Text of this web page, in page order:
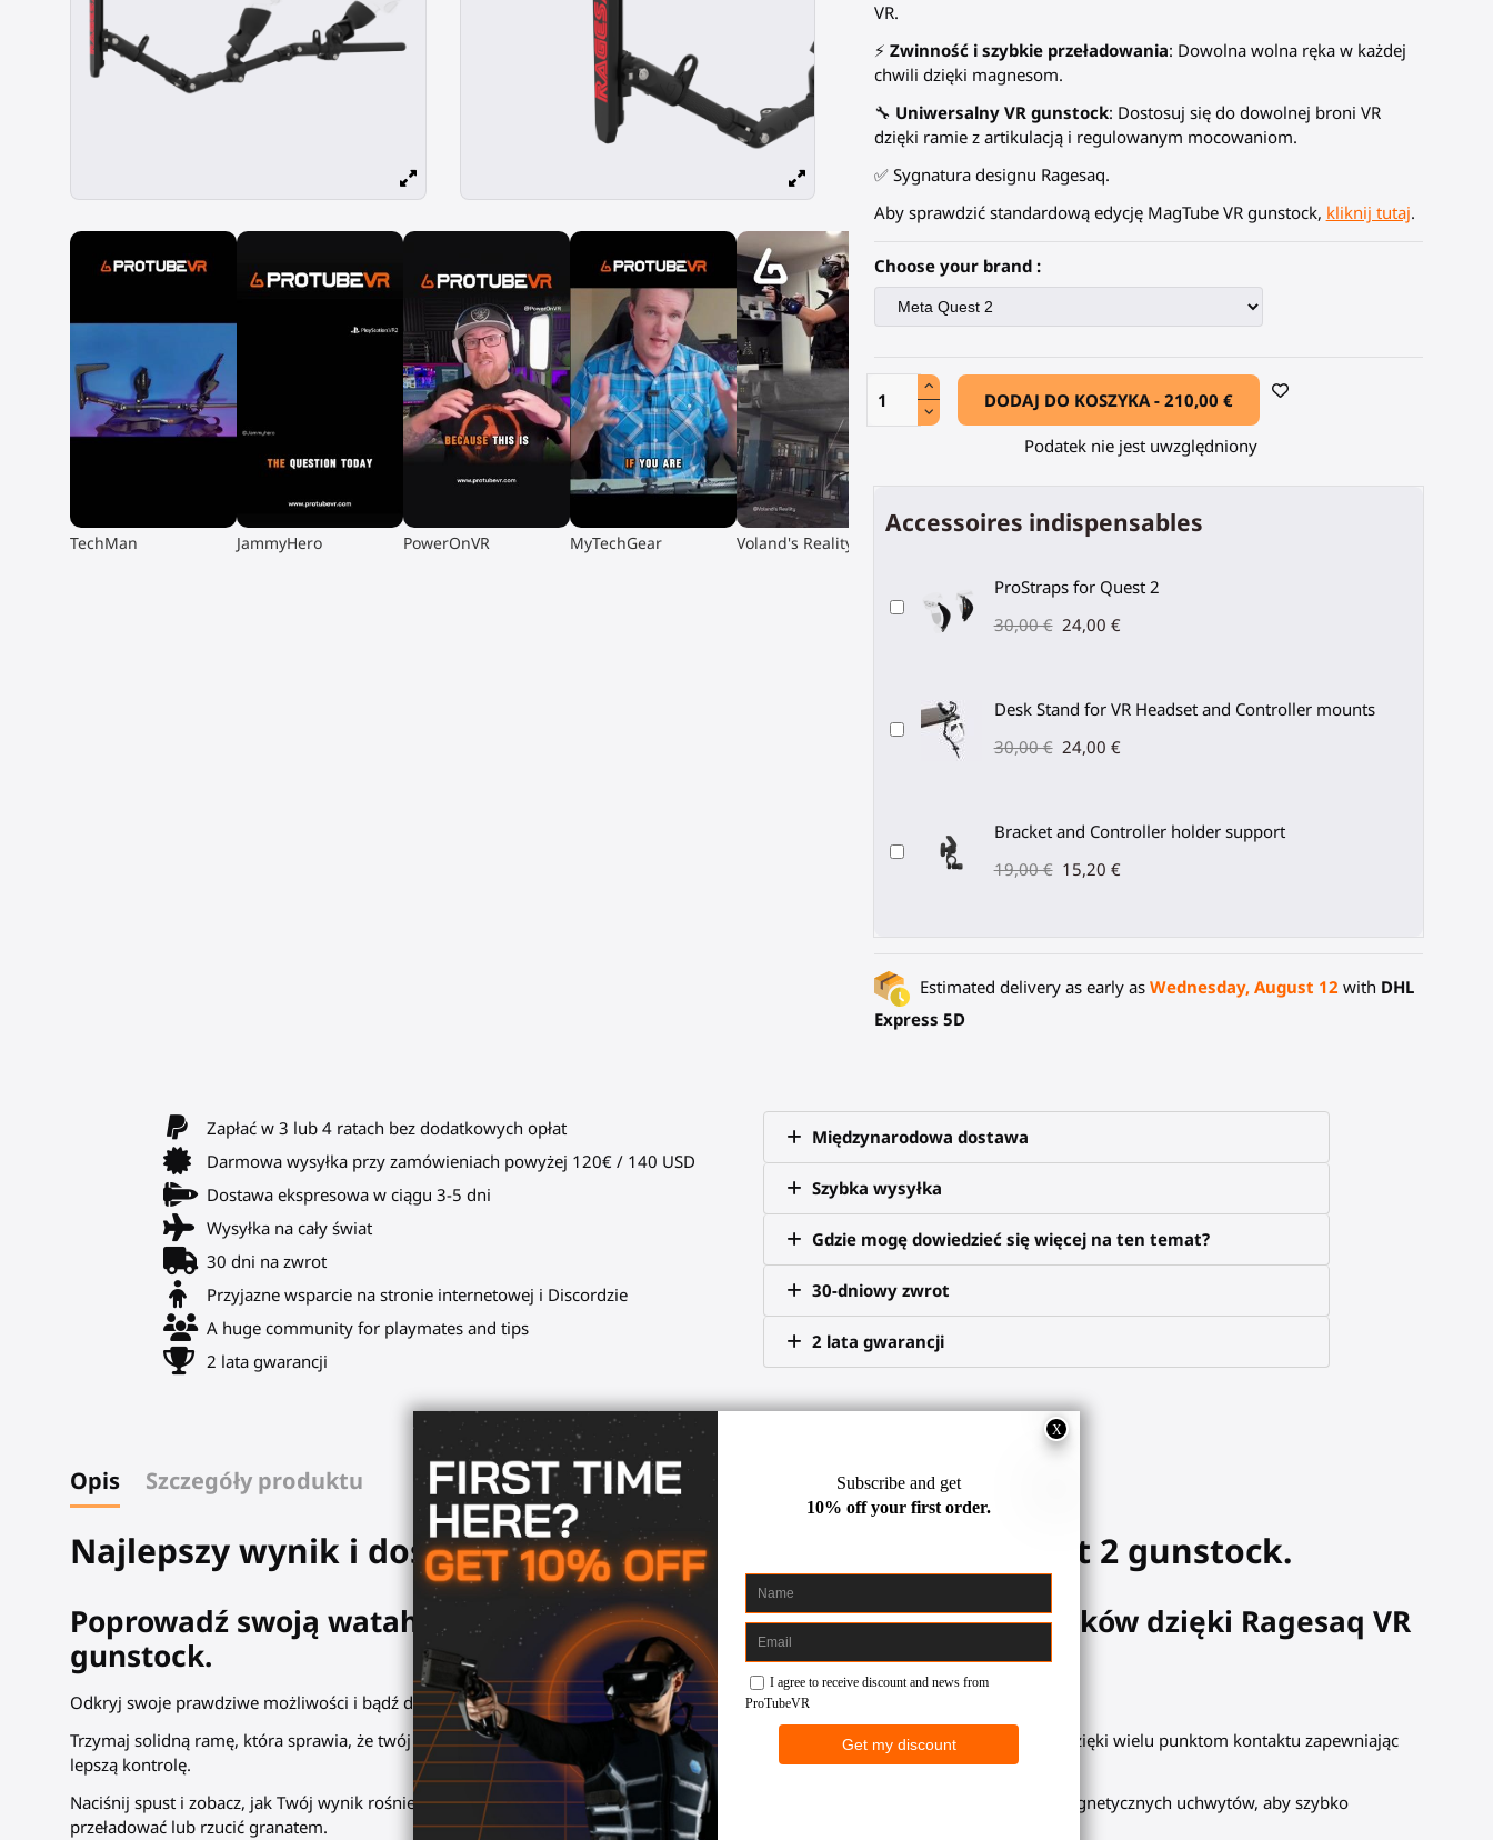
▶
TechMan ▶
JammyHero ▶
PowerOnVR ▶
MyTechGear ▶
Voland's Reality
VR.
⚡ Zwinność i szybkie przeładowania: Dowolna wolna ręka w każdej
chwili dzięki magnesom.
🔧 Uniwersalny VR gunstock: Dostosuj się do dowolnej broni VR
dzięki ramie z artikulacją i regulowanym mocowaniom.
✅ Sygnatura designu Ragesaq.
Aby sprawdzić standardową edycję MagTube VR gunstock, kliknij tutaj.
Choose your brand :
DODAJ DO KOSZYKA -210,00 €
Podatek nie jest uwzględniony
Accessoires indispensables
ProStraps for Quest 2
30,00 € 24,00 €
Desk Stand for VR Headset and Controller mounts
30,00 € 24,00 €
Bracket and Controller holder support
19,00 € 15,20 €
Estimated delivery as early as Wednesday, August 12 with DHL
Express 5D
Zapłać w 3 lub 4 ratach bez dodatkowych opłat
Darmowa wysyłka przy zamówieniach powyżej 120€ / 140 USD
Dostawa ekspresowa w ciągu 3-5 dni
Wysyłka na cały świat
30 dni na zwrot
Przyjazne wsparcie na stronie internetowej i Discordzie
A huge community for playmates and tips
2 lata gwarancji
Międzynarodowa dostawa
Szybka wysyłka
Gdzie mogę dowiedzieć się więcej na ten temat?
30-dniowy zwrot
2 lata gwarancji
Opis Szczegóły produktu
Najlepszy wynik i doskonałe celowanie dzięki VR! Meta Quest 2 gunstock.
Poprowadź swoją watahę wilków i zdobądź dominację na tablicy wyników dzięki Ragesaq VR
gunstock.
Odkryj swoje prawdziwe możliwości i bądź dumny z swoich nowych umiejętności celowania z VR Accessories! MagTube.
Trzymaj solidną ramę, która sprawia, że twój wirtualny karabin jest realistyczny. Wyrównaj kontrolery i celuj łatwo w dowolny cel, dzięki wielu punktom kontaktu zapewniając
lepszą kontrolę.
Naciśnij spust i zobacz, jak Twój wynik rośnie podczas łańcuchowych zabójstw. Łatwo odczep i przymocuj kontrolery za pomocą magnetycznych uchwytów, aby szybko
przeładować lub rzucić granatem.